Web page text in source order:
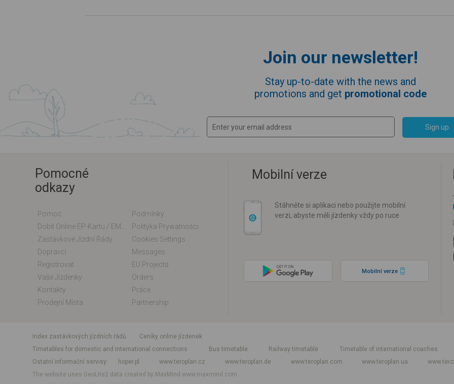
Join our newsletter!
Stay up-to-date with the news and
promotions and get promotional code
Sign up
Pomocné
odkazy
Pomoc
Podmínky
Polityka Prywatności
Zastávkové Jízdní Řády
Cookies Settings
Dopravci
Messages
Registrovat
EU Projects
Vaše Jízdenky
Orders
Kontakty
Práce
Prodejní Místa
Partnership
Mobilní verze
Stáhněte si aplikaci nebo použijte mobilní
verzi, abyste měli jízdenky vždy po ruce
Mobilní verze
index zastávkových jízdních řádů Ceníky online jízdenek
Timetables for domestic and international connections
Bus timetable Railway timetable Timetable of international coaches
Ostatní informační servisy
hoper.pl www.teroplan.cz www.teroplan.de www.teroplan.com www.teroplan.ua
The website uses GeoLite2 data created by MaxMindwww.maxmind.com